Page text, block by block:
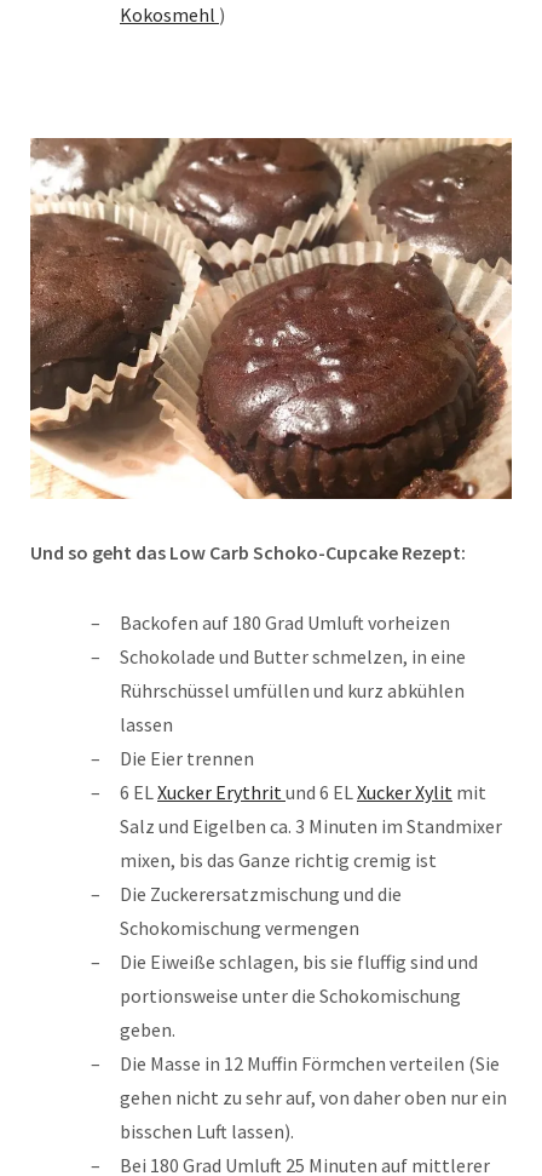
Kokosmehl )
Und so geht das Low Carb Schoko-Cupcake Rezept:
Backofen auf 180 Grad Umluft vorheizen
Schokolade und Butter schmelzen, in eine
Rührschüssel umfüllen und kurz abkühlen
lassen
Die Eier trennen
6 ELXucker Erythritund 6 ELXucker Xylit mit
Salz und Eigelben ca. 3 Minuten im Standmixer
mixen, bis das Ganze richtig cremig ist
Die Zuckerersatzmischung und die
Schokomischung vermengen
Die Eiweiße schlagen, bis sie fluffig sind und
portionsweise unter die Schokomischung
geben.
Die Masse in 12 Muffin Förmchen verteilen (Sie
gehen nicht zu sehr auf, von daher oben nur ein
bisschen Luft lassen).
Bei 180 Grad Umluft 25 Minuten auf mittlerer